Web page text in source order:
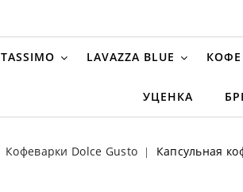
TASSIMO LAVAZZA BLUE КОФЕ
УЦЕНКА
Кофеварки Dolce Gusto Капсульная